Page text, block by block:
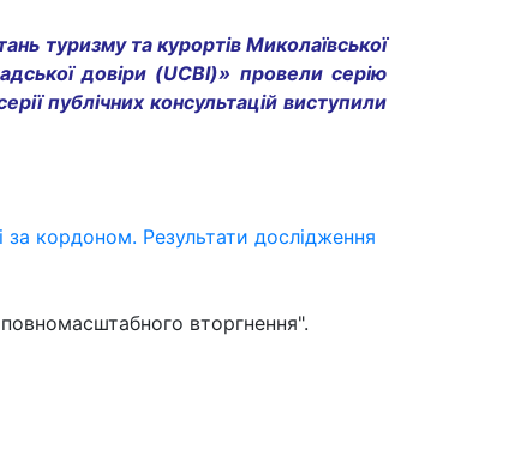
туризму та курортів Миколаївської
довіри (UCBI)» провели серію
публічних консультацій виступили
за кордоном. Результати дослідження
вторгнення".